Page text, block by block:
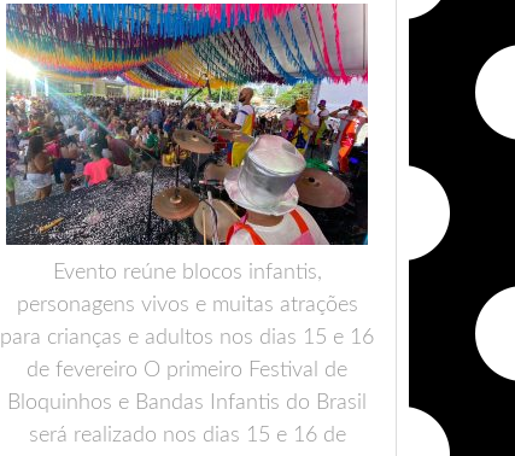
Evento reúne blocos infantis,
personagens vivos e muitas atrações
para crianças e adultos nos dias 15 e 16
de fevereiro O primeiro Festival de
Bloquinhos e Bandas Infantis do Brasil
será realizado nos dias 15 e 16 de